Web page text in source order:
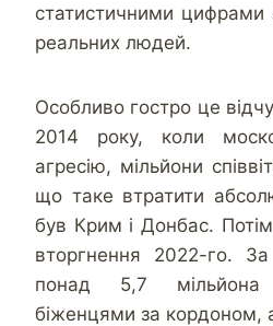
статистичними цифрами
реальних людей.
Особливо гостро це
2014 року, коли
агресію, мільйони
що таке втратити
був Крим і Донбас.
вторгнення 2022-го.
понад 5,7 мільйона
біженцями за кордоном,